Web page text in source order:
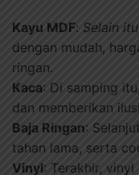
Kayu MDF: Selain itu
dengan mudah,
ringan.
Kaca: Di samping
dan memberikan
Baja Ringan:
tahan lama, serta
Vinyl: Terakhir,